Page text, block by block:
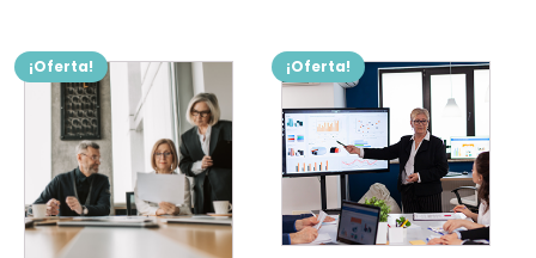
¡Oferta! ¡Oferta!